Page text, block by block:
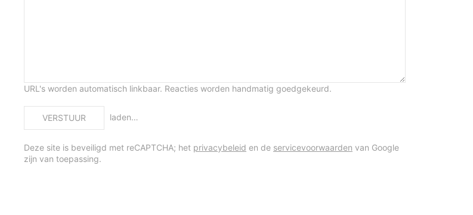
URL's worden automatisch linkbaar. Reacties worden handmatig goedgekeurd.
VERSTUUR laden…
Deze site is beveiligd met reCAPTCHA; het privacybeleid en de servicevoorwaarden van Google
zijn van toepassing.